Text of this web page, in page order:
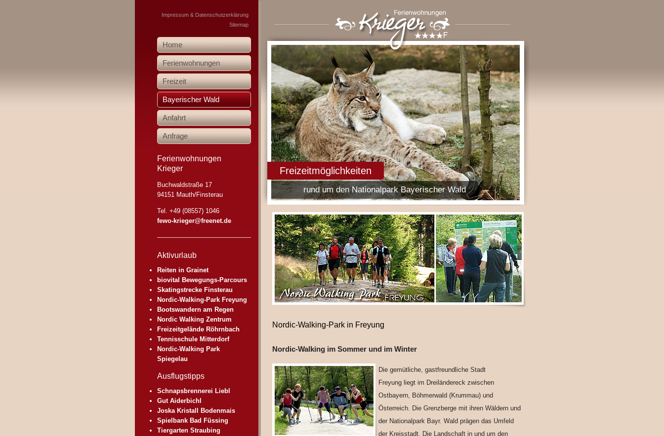
Impressum & Datenschutzerklärung
Sitemap
Home
Ferienwohnungen
Freizeit
Bayerischer Wald
Anfahrt
Anfrage
Ferienwohnungen
Krieger
Buchwaldstraße 17
94151 Mauth/Finsterau
Tel. +49 (08557) 1046
fewo-krieger@freenet.de
Aktivurlaub
Reiten in Grainet
biovital Bewegungs-Parcours
Skatingstrecke Finsterau
Nordic-Walking-Park Freyung
Bootswandern am Regen
Nordic Walking Zentrum
Freizeitgelände Röhrnbach
Tennisschule Mitterdorf
Nordic-Walking Park
Spiegelau
Ausflugstipps
Schnapsbrennerei Liebl
Gut Aiderbichl
Joska Kristall Bodenmais
Spielbank Bad Füssing
Tiergarten Straubing
Freizeitmöglichkeiten
rund um den Nationalpark Bayerischer Wald
Nordic-Walking-Park in Freyung
Nordic-Walking im Sommer und im Winter
Die gemütliche, gastfreundliche Stadt
Freyung liegt im Dreiländereck zwischen
Ostbayern, Böhmerwald (Krummau) und
Österreich. Die Grenzberge mit ihren Wäldern und
der Nationalpark Bayr. Wald prägen das Umfeld
der Kreisstadt. Die Landschaft in und um den